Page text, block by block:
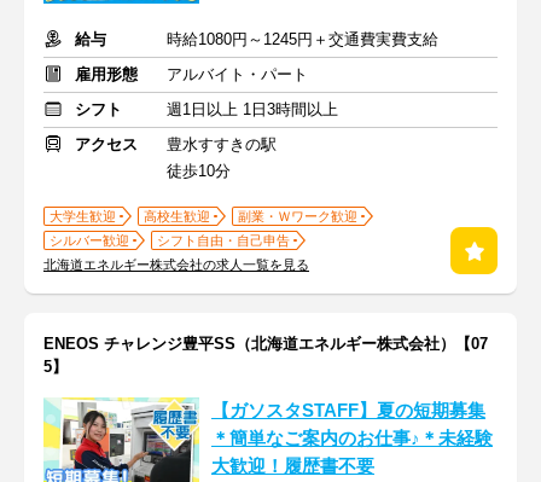
給与
時給1080円～1245円＋交通費実費支給
雇用形態
アルバイト・パート
シフト
週1日以上 1日3時間以上
アクセス
豊水すすきの駅
徒歩10分
大学生歓迎 高校生歓迎
副業・Ｗワーク歓迎
シルバー歓迎
シフト自由・自己申告
北海道エネルギー株式会社の求人一覧を見る
ENEOS チャレンジ豊平SS（北海道エネルギー株式会社）【07
5】
【ガソスタSTAFF】夏の短期募集
＊簡単なご案内のお仕事♪＊未経験
大歓迎！履歴書不要